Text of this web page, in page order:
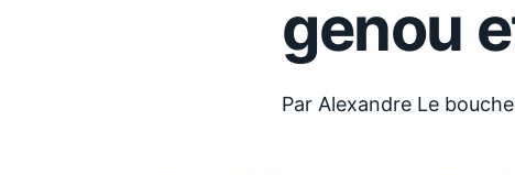
genou
Par Alexandre Le